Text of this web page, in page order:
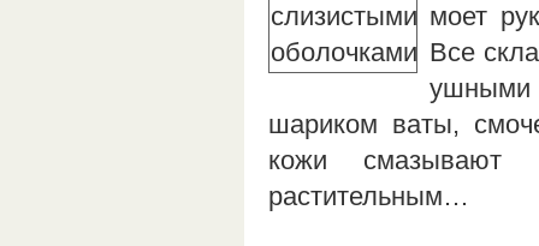
моет
Все
ушными
шариком ваты,
кожи смазывают
растительным…